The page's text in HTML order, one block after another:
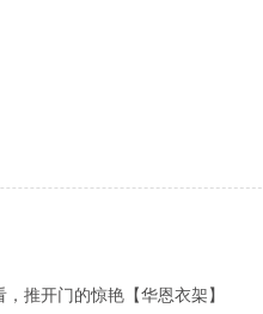
推开门的惊艳【华恩衣架】